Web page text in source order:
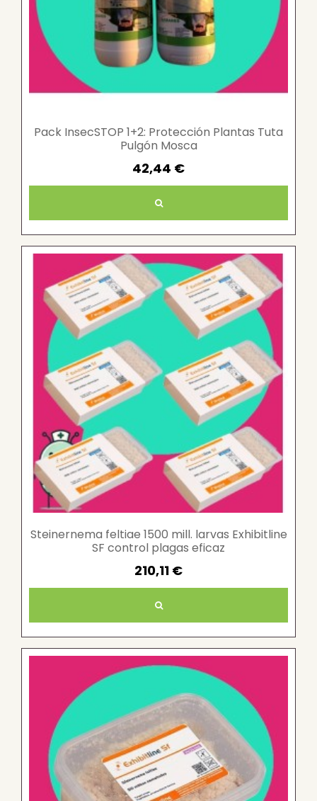
Pack InsecSTOP 1+2: Protección Plantas Tuta
Pulgón Mosca
42,44 €
Steinernema feltiae 1500 mill. larvas Exhibitline
SF control plagas eficaz
210,11 €